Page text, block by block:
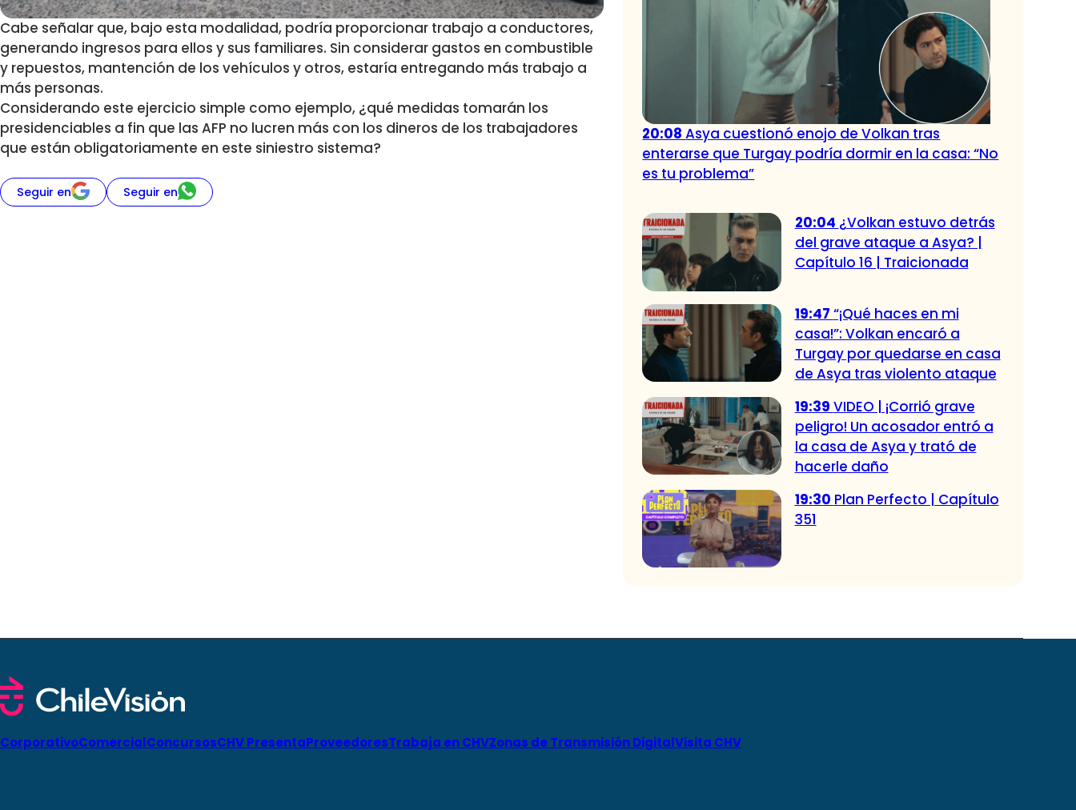
Cabe señalar que, bajo esta modalidad, podría proporcionar trabajo a conductores,
generando ingresos para ellos y sus familiares. Sin considerar gastos en combustible
y repuestos, mantención de los vehículos y otros, estaría entregando más trabajo a
más personas.
Considerando este ejercicio simple como ejemplo, ¿qué medidas tomarán los
presidenciables a fin que las AFP no lucren más con los dineros de los trabajadores
que están obligatoriamente en este siniestro sistema?
Seguir en Seguir en
20:08Asya cuestionó enojo de Volkan tras
enterarse que Turgay podría dormir en la casa: “No
es tu problema”
20:04 ¿Volkan estuvo detrás
del grave ataque a Asya? |
Capítulo 16 | Traicionada
19:47 “¡Qué haces en mi
casa!”: Volkan encaró a
Turgay por quedarse en casa
de Asya tras violento ataque
19:39 VIDEO | ¡Corrió grave
peligro! Un acosador entró a
la casa de Asya y trató de
hacerle daño
19:30 Plan Perfecto | Capítulo
351
CorporativoComercialConcursosCHV PresentaProveedoresTrabaja en CHVZonas de Transmisión DigitalVisita CHV